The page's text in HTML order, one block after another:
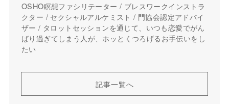
OSHO瞑想ファシリテーター / ブレスワークインストラ
クター / セクシャルアルケミスト / 門協会認定アドバイ
ザー / タロットセッションを通じて、いつも恋愛でがん
ばり過ぎてしまう人が、ホッとくつろげるお手伝いをし
たい
記事一覧へ